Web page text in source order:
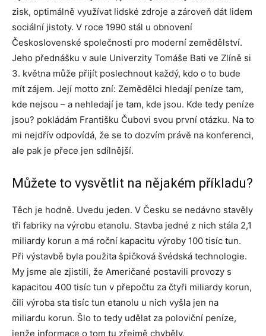
zisk, optimálně využívat lidské zdroje a zároveň dát lidem
sociální jistoty. V roce 1990 stál u obnovení
Československé společnosti pro moderní zemědělství.
Jeho přednášku v aule Univerzity Tomáše Bati ve Zlíně si
3. května může přijít poslechnout každý, kdo o to bude
mít zájem. Její motto zní: Zemědělci hledají peníze tam,
kde nejsou – a nehledají je tam, kde jsou. Kde tedy peníze
jsou? pokládám Františku Čubovi svou první otázku. Na to
mi nejdřív odpovídá, že se to dozvím právě na konferenci,
ale pak je přece jen sdílnější.
Můžete to vysvětlit na nějakém příkladu?
Těch je hodně. Uvedu jeden. V Česku se nedávno stavěly
tři fabriky na výrobu etanolu. Stavba jedné z nich stála 2,1
miliardy korun a má roční kapacitu výroby 100 tisíc tun.
Při výstavbě byla použita špičková švédská technologie.
My jsme ale zjistili, že Američané postavili provozy s
kapacitou 400 tisíc tun v přepočtu za čtyři miliardy korun,
čili výroba sta tisíc tun etanolu u nich vyšla jen na
miliardu korun. Šlo to tedy udělat za poloviční peníze,
jenže informace o tom tu zřejmě chyběly.